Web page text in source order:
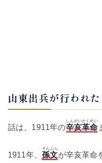
山東出兵が行われ
話は、1911年の辛亥革命
しんがいかくめい
1911年、 孫文
そんぶん
が辛亥革命